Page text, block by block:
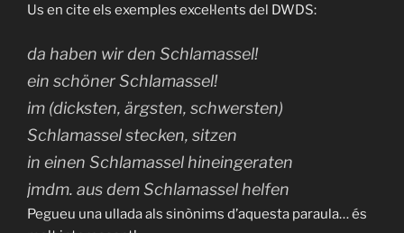
Us en cite els exemples excel·lents del DWDS:
da haben wir den Schlamassel!
ein schöner Schlamassel!
im (dicksten, ärgsten, schwersten)
Schlamassel stecken, sitzen
in einen Schlamassel hineingeraten
jmdm. aus dem Schlamassel helfen
Pegueu una ullada als sinònims d’aquesta paraula… és